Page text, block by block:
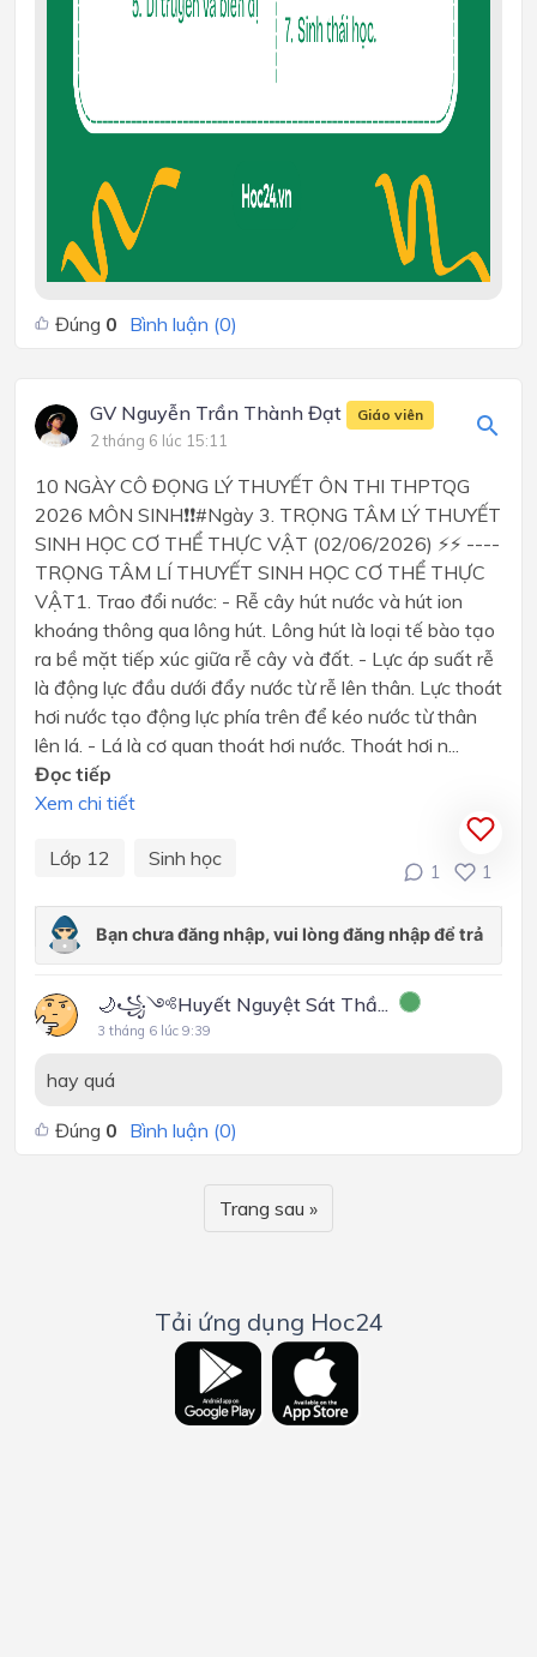
Đúng 0 Bình luận (0)
GV Nguyễn Trần Thành Đạt Giáo viên
2 tháng 6 lúc 15:11
10 NGÀY CÔ ĐỌNG LÝ THUYẾT ÔN THI THPTQG
2026 MÔN SINH❗❗#Ngày 3. TRỌNG TÂM LÝ THUYẾT
SINH HỌC CƠ THỂ THỰC VẬT (02/06/2026) ⚡⚡ ----
TRỌNG TÂM LÍ THUYẾT SINH HỌC CƠ THỂ THỰC
VẬT1. Trao đổi nước: - Rễ cây hút nước và hút ion
khoáng thông qua lông hút. Lông hút là loại tế bào tạo
ra bề mặt tiếp xúc giữa rễ cây và đất. - Lực áp suất rễ
là động lực đầu dưới đẩy nước từ rễ lên thân. Lực thoát
hơi nước tạo động lực phía trên để kéo nước từ thân
lên lá. - Lá là cơ quan thoát hơi nước. Thoát hơi n...
Đọc tiếp
Xem chi tiết
Lớp 12 Sinh học
1 1
🌙꧁༺Huyết Nguyệt Sát Thầ...
3 tháng 6 lúc 9:39
hay quá
Đúng 0 Bình luận (0)
Trang sau »
Tải ứng dụng Hoc24